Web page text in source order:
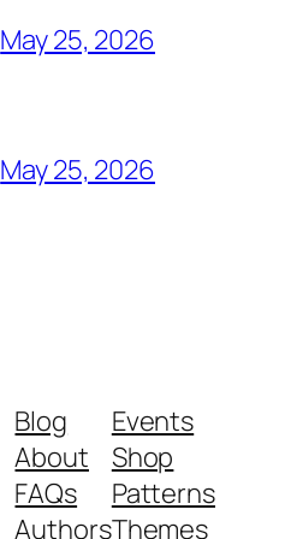
May 25, 2026
May 25, 2026
Blog
About
FAQs
Authors
Events
Shop
Patterns
Themes